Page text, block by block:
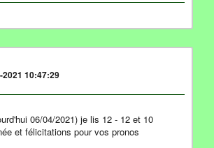
2021 10:47:29
06/04/2021) je lis 12 - 12 et 10
et félicitations pour vos pronos